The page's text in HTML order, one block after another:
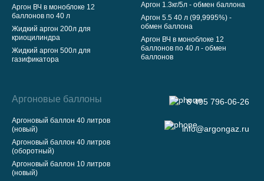
Аргон ВЧ в моноблоке 12
баллонов по 40 л
Жидкий аргон 200л для
криоцилиндра
Жидкий аргон 500л для
газификатора
Аргон 1.3кг/5л - обмен баллона
Аргон 5.5 40 л (99,9995%) -
обмен баллона
Аргон ВЧ в моноблоке 12
баллонов по 40 л - обмен
баллонов
Аргоновые баллоны
Аргоновый баллон 40 литров
(новый)
Аргоновый баллон 40 литров
(оборотный)
Аргоновый баллон 10 литров
(новый)
8 495 796-06-26
info@argongaz.ru